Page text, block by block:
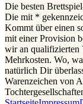
Die besten
Die mit *
Kommt über einen
mit einer Provision
wir an qualifizierten
Mehrkosten. Wo,
natürlich Dir
Warenzeichen von